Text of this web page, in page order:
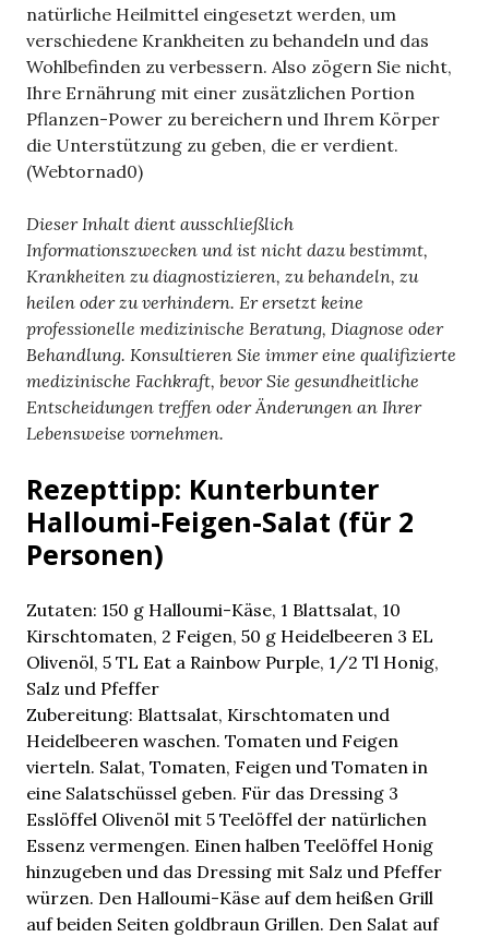
natürliche Heilmittel eingesetzt werden, um
verschiedene Krankheiten zu behandeln und das
Wohlbefinden zu verbessern. Also zögern Sie nicht,
Ihre Ernährung mit einer zusätzlichen Portion
Pflanzen-Power zu bereichern und Ihrem Körper
die Unterstützung zu geben, die er verdient.
(Webtornad0)
Dieser Inhalt dient ausschließlich
Informationszwecken und ist nicht dazu bestimmt,
Krankheiten zu diagnostizieren, zu behandeln, zu
heilen oder zu verhindern. Er ersetzt keine
professionelle medizinische Beratung, Diagnose oder
Behandlung. Konsultieren Sie immer eine qualifizierte
medizinische Fachkraft, bevor Sie gesundheitliche
Entscheidungen treffen oder Änderungen an Ihrer
Lebensweise vornehmen.
Rezepttipp: Kunterbunter
Halloumi-Feigen-Salat (für 2
Personen)
Zutaten: 150 g Halloumi-Käse, 1 Blattsalat, 10
Kirschtomaten, 2 Feigen, 50 g Heidelbeeren 3 EL
Olivenöl, 5 TL Eat a Rainbow Purple, 1/2 Tl Honig,
Salz und Pfeffer
Zubereitung: Blattsalat, Kirschtomaten und
Heidelbeeren waschen. Tomaten und Feigen
vierteln. Salat, Tomaten, Feigen und Tomaten in
eine Salatschüssel geben. Für das Dressing 3
Esslöffel Olivenöl mit 5 Teelöffel der natürlichen
Essenz vermengen. Einen halben Teelöffel Honig
hinzugeben und das Dressing mit Salz und Pfeffer
würzen. Den Halloumi-Käse auf dem heißen Grill
auf beiden Seiten goldbraun Grillen. Den Salat auf